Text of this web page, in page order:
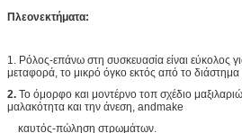
Πλεονεκτήματα:
1. Ρόλος-επάνω στη συσκευασία είναι εύκολος
μεταφορά, το μικρό όγκο εκτός από το διάστημα
2. Το όμορφο και μοντέρνο τοπ σχέδιο
μαλακότητα και την άνεση, andmake
καυτός-πώληση στρωμάτων.